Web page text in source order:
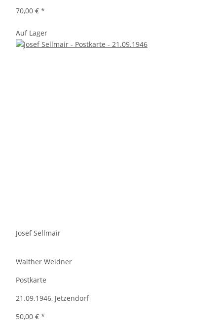
70,00 € *
Auf Lager
Josef Sellmair
Walther Weidner
Postkarte
21.09.1946, Jetzendorf
50,00 € *